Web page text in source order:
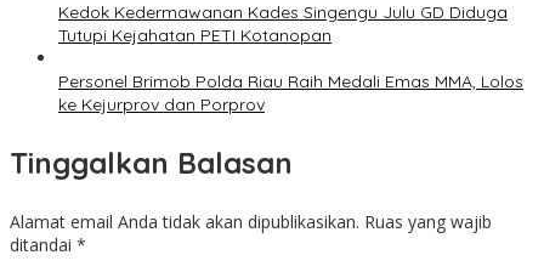
Kedok Kedermawanan Kades Singengu Julu GD Diduga
Tutupi Kejahatan PETI Kotanopan
Personel Brimob Polda Riau Raih Medali Emas MMA, Lolos
ke Kejurprov dan Porprov
Tinggalkan Balasan
Alamat email Anda tidak akan dipublikasikan. Ruas yang wajib
ditandai *